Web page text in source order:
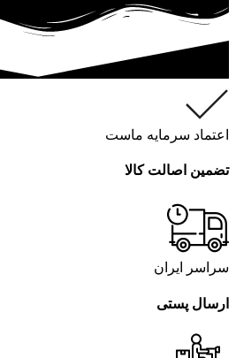
اعتماد سرمایه ماست
تضمین اصالت کالا
سراسر ایران
ارسال پستی